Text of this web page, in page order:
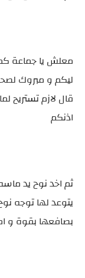
معلش يا جماعة
ليكم و مبروك
قال لازم تستريح
اذنكم
ثم اخد نوح يد
يتوعد لها توجه
بصافعها بقوة و